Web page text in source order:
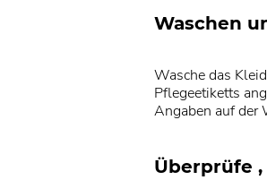
Waschen
Wasche das
Pflegeetiketts
Angaben auf der
Überprüfe